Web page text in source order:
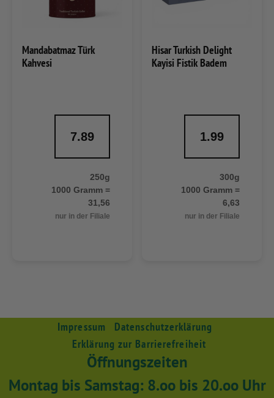
Mandabatmaz Türk
Kahvesi
7.89
250g
1000 Gramm =
31,56
nur in der Filiale
Hisar Turkish Delight
Kayisi Fistik Badem
1.99
300g
1000 Gramm =
6,63
nur in der Filiale
Impressum
Datenschutzerklärung
Erklärung zur Barrierefreiheit
Öffnungszeiten
Montag bis Samstag: 8.oo bis 20.oo Uhr